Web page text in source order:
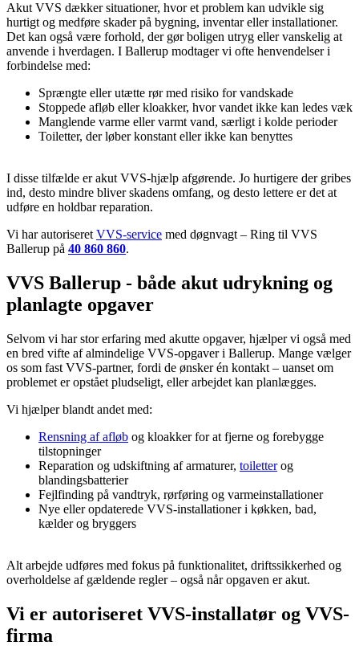
Akut VVS dækker situationer, hvor et problem kan udvikle sig
hurtigt og medføre skader på bygning, inventar eller installationer.
Det kan også være forhold, der gør boligen utryg eller vanskelig at
anvende i hverdagen. I Ballerup modtager vi ofte henvendelser i
forbindelse med:
Sprængte eller utætte rør med risiko for vandskade
Stoppede afløb eller kloakker, hvor vandet ikke kan ledes væk
Manglende varme eller varmt vand, særligt i kolde perioder
Toiletter, der løber konstant eller ikke kan benyttes
I disse tilfælde er akut VVS-hjælp afgørende. Jo hurtigere der gribes
ind, desto mindre bliver skadens omfang, og desto lettere er det at
udføre en holdbar reparation.
Vi har autoriseretVVS-service med døgnvagt – Ring til VVS
Ballerup på 40 860 860.
VVS Ballerup - både akut udrykning og
planlagte opgaver
Selvom vi har stor erfaring med akutte opgaver, hjælper vi også med
en bred vifte af almindelige VVS-opgaver i Ballerup. Mange vælger
os som fast VVS-partner, fordi de ønsker én kontakt – uanset om
problemet er opstået pludseligt, eller arbejdet kan planlægges.
Vi hjælper blandt andet med:
Rensning af afløb og kloakker for at fjerne og forebygge
tilstopninger
Reparation og udskiftning af armaturer, toiletterog
blandingsbatterier
Fejlfinding på vandtryk, rørføring og varmeinstallationer
Nye eller opdaterede VVS-installationer i køkken, bad,
kælder og bryggers
Alt arbejde udføres med fokus på funktionalitet, driftssikkerhed og
overholdelse af gældende regler – også når opgaven er akut.
Vi er autoriseret VVS-installatør og VVS-
firma